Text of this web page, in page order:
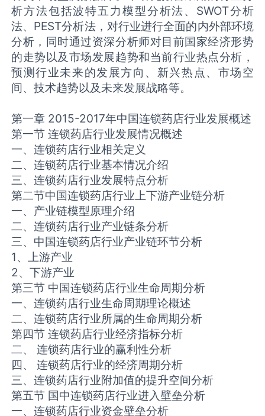
析方法包括波特五力模型分析法、SWOT分析
法、PEST分析法，对行业进行全面的内外部环境
分析，同时通过资深分析师对目前国家经济形势
的走势以及市场发展趋势和当前行业热点分析，
预测行业未来的发展方向、新兴热点、市场空
间、技术趋势以及未来发展战略等。
第一章 2015-2017年中国连锁药店行业发展概述
第一节 连锁药店行业发展情况概述
一、连锁药店行业相关定义
二、连锁药店行业基本情况介绍
三、连锁药店行业发展特点分析
第二节中国连锁药店行业上下游产业链分析
一、产业链模型原理介绍
二、连锁药店行业产业链条分析
三、中国连锁药店行业产业链环节分析
1、上游产业
2、下游产业
第三节 中国连锁药店行业生命周期分析
一、连锁药店行业生命周期理论概述
二、连锁药店行业所属的生命周期分析
第四节 连锁药店行业经济指标分析
二、 连锁药店行业的赢利性分析
四、 连锁药店行业的经济周期分析
三、连锁药店行业附加值的提升空间分析
第五节 国中连锁药店行业进入壁垒分析
一、连锁药店行业资金壁垒分析